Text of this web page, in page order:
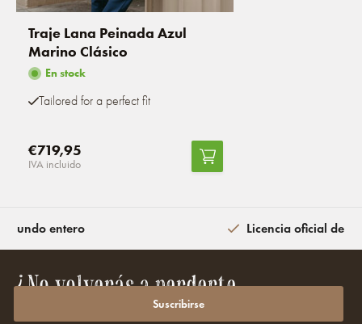
Traje Lana Peinada Azul
Marino Clásico
En stock
Tailored for a perfect fit
€719,95
IVA incluido
mundo entero Licencia oficial de
¿No volverás a perderte
promociones ni descuentos?
Suscribirse